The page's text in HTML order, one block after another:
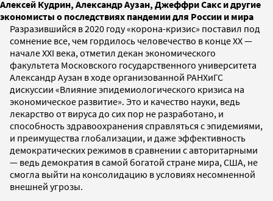
Алексей Кудрин, Александр Аузан, Джеффри Сакс и другие
экономисты о последствиях пандемии для России и мира
Разразившийся в 2020 году «корона-кризис» поставил под
сомнение все, чем гордилось человечество в конце ХХ —
начале ХХI века, отметил декан экономического
факультета Московского государственного университета
Александр Аузан в ходе организованной РАНХиГС
дискуссии «Влияние эпидемиологического кризиса на
экономическое развитие». Это и качество науки, ведь
лекарство от вируса до сих пор не разработано, и
способность здравоохранения справляться с эпидемиями,
и преимущества глобализации, и даже эффективность
демократических режимов в сравнении с авторитарными
— ведь демократия в самой богатой стране мира, США, не
смогла выйти на консолидацию в условиях несомненной
внешней угрозы.